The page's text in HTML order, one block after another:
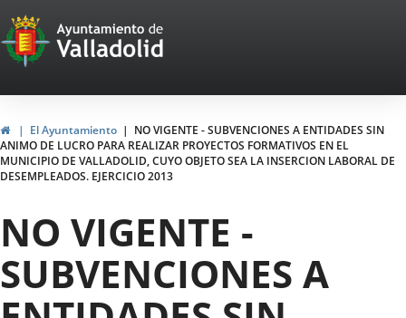
Portal
Web
del
Ayuntamiento
de
InicioEl Ayuntamiento
NO VIGENTE - SUBVENCIONES A ENTIDADES SIN
ANIMO DE LUCRO PARA REALIZAR PROYECTOS FORMATIVOS EN EL
MUNICIPIO DE VALLADOLID, CUYO OBJETO SEA LA INSERCION LABORAL DE
DESEMPLEADOS. EJERCICIO 2013
NO VIGENTE -
SUBVENCIONES A